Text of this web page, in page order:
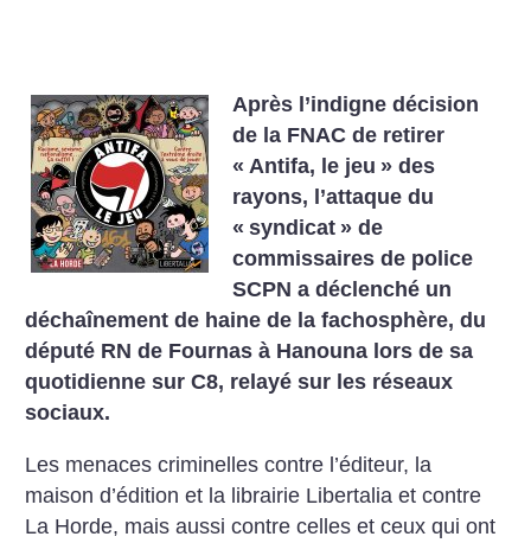
Après l’indigne décision
de la FNAC de retirer
« Antifa, le jeu » des
rayons, l’attaque du
« syndicat » de
commissaires de police
SCPN a déclenché un
déchaînement de haine de la fachosphère, du
député RN de Fournas à Hanouna lors de sa
quotidienne sur C8, relayé sur les réseaux
sociaux.
Les menaces criminelles contre l’éditeur, la
maison d’édition et la librairie Libertalia et contre
La Horde, mais aussi contre celles et ceux qui ont